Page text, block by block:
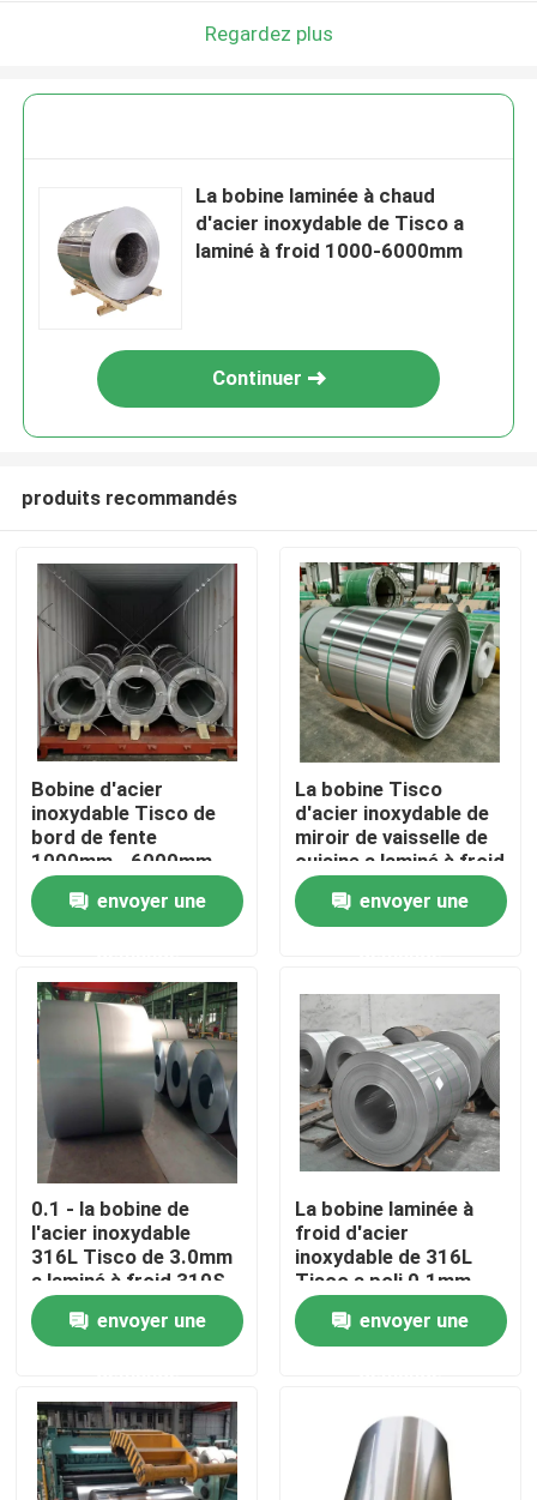
Accueil
A propos de nous
Produits
Bobine en acier inoxydable Tisco
plaque de métal d'acier inoxydable
Feuille de plat d'acier au carbone
Bobine en acier de GI
Tuyau d'acier de solides solubles
Barre ronde d'acier inoxydable
Regardez plus
La bobine laminée à chaud
d'acier inoxydable de Tisco a
laminé à froid 1000-6000mm
Continuer
produits recommandés
Bobine d'acier
inoxydable Tisco de
bord de fente
1000mm - 6000mm
201 202
envoyer une
La bobine Tisco
d'acier inoxydable de
miroir de vaisselle de
cuisine a laminé à froid
2B 8K 6k 0.2mm
envoyer une
0.1 - la bobine de
l'acier inoxydable
316L Tisco de 3.0mm
a laminé à froid 310S
poli 304
envoyer une
La bobine laminée à
froid d'acier
inoxydable de 316L
Tisco a poli 0.1mm
304 ISO9001 solides
solubles 308 309
envoyer une